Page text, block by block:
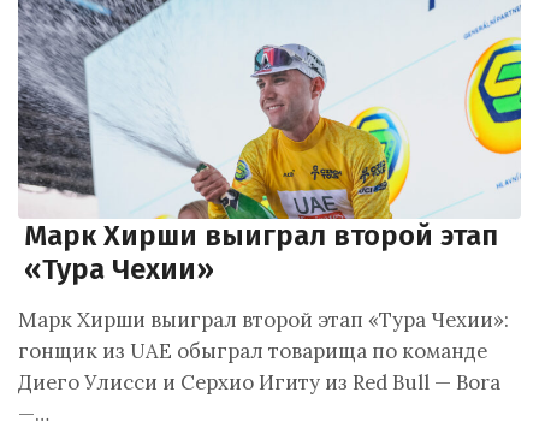
Марк Хирши выиграл второй этап
«Тура Чехии»
Марк Хирши выиграл второй этап «Тура Чехии»:
гонщик из UAE обыграл товарища по команде
Диего Улисси и Серхио Игиту из Red Bull — Bora
—…